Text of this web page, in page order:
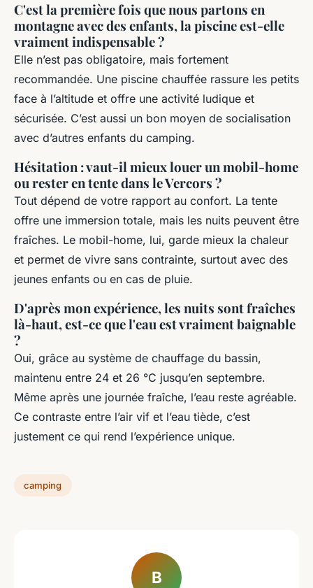
C'est la première fois que nous partons en
montagne avec des enfants, la piscine est-elle
vraiment indispensable ?
Elle n’est pas obligatoire, mais fortement
recommandée. Une piscine chauffée rassure les petits
face à l’altitude et offre une activité ludique et
sécurisée. C’est aussi un bon moyen de socialisation
avec d’autres enfants du camping.
Hésitation : vaut-il mieux louer un mobil-home
ou rester en tente dans le Vercors ?
Tout dépend de votre rapport au confort. La tente
offre une immersion totale, mais les nuits peuvent être
fraîches. Le mobil-home, lui, garde mieux la chaleur
et permet de vivre sans contrainte, surtout avec des
jeunes enfants ou en cas de pluie.
D'après mon expérience, les nuits sont fraîches
là-haut, est-ce que l'eau est vraiment baignable
?
Oui, grâce au système de chauffage du bassin,
maintenu entre 24 et 26 °C jusqu’en septembre.
Même après une journée fraîche, l’eau reste agréable.
Ce contraste entre l’air vif et l’eau tiède, c’est
justement ce qui rend l’expérience unique.
camping
B